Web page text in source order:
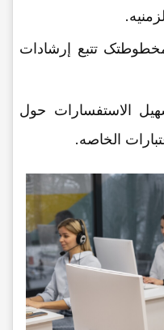
تتبع إرشادات
الاستفسارات حول
الخاصه.